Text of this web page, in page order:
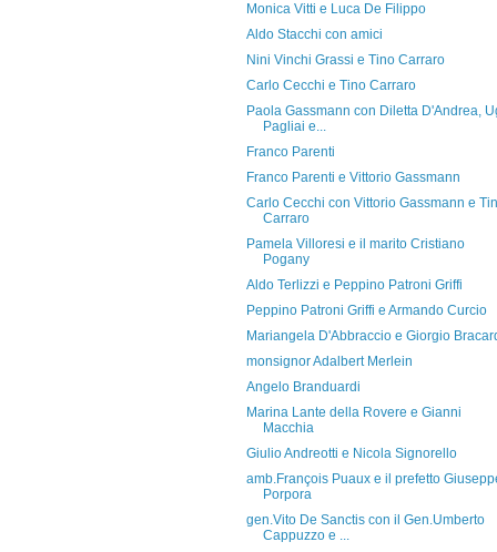
Monica Vitti e Luca De Filippo
Aldo Stacchi con amici
Nini Vinchi Grassi e Tino Carraro
Carlo Cecchi e Tino Carraro
Paola Gassmann con Diletta D'Andrea,
Pagliai e...
Franco Parenti
Franco Parenti e Vittorio Gassmann
Carlo Cecchi con Vittorio Gassmann e
Carraro
Pamela Villoresi e il marito Cristiano
Pogany
Aldo Terlizzi e Peppino Patroni Griffi
Peppino Patroni Griffi e Armando Curcio
Mariangela D'Abbraccio e Giorgio
monsignor Adalbert Merlein
Angelo Branduardi
Marina Lante della Rovere e Gianni
Macchia
Giulio Andreotti e Nicola Signorello
amb.François Puaux e il prefetto
Porpora
gen.Vito De Sanctis con il Gen.Umberto
Cappuzzo e ...